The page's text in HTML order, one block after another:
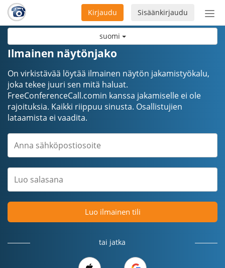
suomi
Sisäänkirjaudu
Kirjaudu
Ilmainen näytönjako
On virkistävää löytää ilmainen näytön jakamistyökalu,
joka tekee juuri sen mitä haluat.
FreeConferenceCall.comin kanssa jakamiselle ei ole
rajoituksia. Kaikki riippuu sinusta. Osallistujien
lataamista ei vaadita.
Luo ilmainen tili
tai jatka